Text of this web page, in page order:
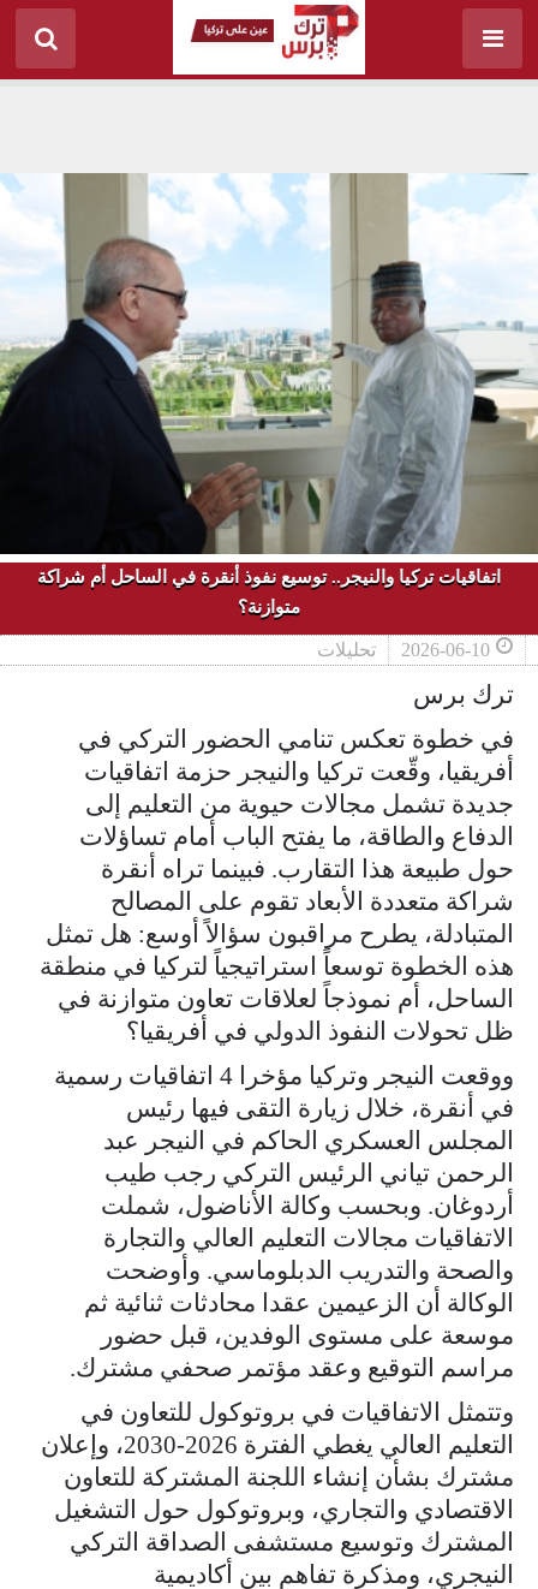
اتفاقيات تركيا والنيجر.. توسيع نفوذ أنقرة في الساحل أم شراكة
متوازنة؟
2026-06-10 تحليلات
ترك برس
في خطوة تعكس تنامي الحضور التركي في
أفريقيا، وقّعت تركيا والنيجر حزمة اتفاقيات
جديدة تشمل مجالات حيوية من التعليم إلى
الدفاع والطاقة، ما يفتح الباب أمام تساؤلات
حول طبيعة هذا التقارب. فبينما تراه أنقرة
شراكة متعددة الأبعاد تقوم على المصالح
المتبادلة، يطرح مراقبون سؤالاً أوسع: هل تمثل
هذه الخطوة توسعاً استراتيجياً لتركيا في منطقة
الساحل، أم نموذجاً لعلاقات تعاون متوازنة في
ظل تحولات النفوذ الدولي في أفريقيا؟
ووقعت النيجر وتركيا مؤخرا 4 اتفاقيات رسمية
في أنقرة، خلال زيارة التقى فيها رئيس
المجلس العسكري الحاكم في النيجر عبد
الرحمن تياني الرئيس التركي رجب طيب
أردوغان. وبحسب وكالة الأناضول، شملت
الاتفاقيات مجالات التعليم العالي والتجارة
والصحة والتدريب الدبلوماسي. وأوضحت
الوكالة أن الزعيمين عقدا محادثات ثنائية ثم
موسعة على مستوى الوفدين، قبل حضور
مراسم التوقيع وعقد مؤتمر صحفي مشترك.
وتتمثل الاتفاقيات في بروتوكول للتعاون في
التعليم العالي يغطي الفترة 2026-2030، وإعلان
مشترك بشأن إنشاء اللجنة المشتركة للتعاون
الاقتصادي والتجاري، وبروتوكول حول التشغيل
المشترك وتوسيع مستشفى الصداقة التركي
النيجري، ومذكرة تفاهم بين أكاديمية